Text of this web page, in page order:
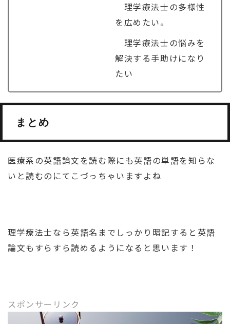
理学療法士の多様性
を広めたい。
理学療法士の悩みを
解決する手助けになり
たい
まとめ
医療系の英語論文を読む際にも英語の単語を知らな
いと読むのにてこづっちゃいますよね
理学療法士なら英語名までしっかり暗記すると英語
論文もすらすら読めるようになると思います！
スポンサーリンク